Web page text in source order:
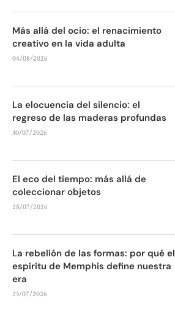
Más allá del ocio: el renacimiento
creativo en la vida adulta
04/08/2026
La elocuencia del silencio: el
regreso de las maderas profundas
30/07/2026
El eco del tiempo: más allá de
coleccionar objetos
28/07/2026
La rebelión de las formas: por qué el
espíritu de Memphis define nuestra
era
23/07/2026